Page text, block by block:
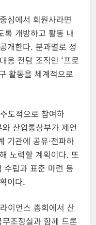
심에서 회원사라면
록 개방하고 활동 내
개한다. 분과별로 정
응 전담 조직인 ‘프로
활동을 체계적으로
도적으로 참여하
산업통상부가 제언
기관에 공유·전파하
노력할 계획이다. 또
수립과 표준 마련 등
이다.
이언스 총회에서 산
무조정실과 함께 드론